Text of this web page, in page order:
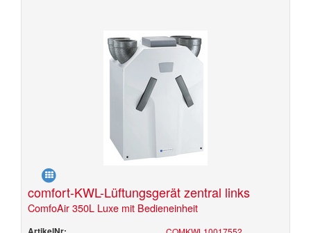
comfort-KWL-Lüftungsgerät zentral links
ComfoAir 350L Luxe mit Bedieneinheit